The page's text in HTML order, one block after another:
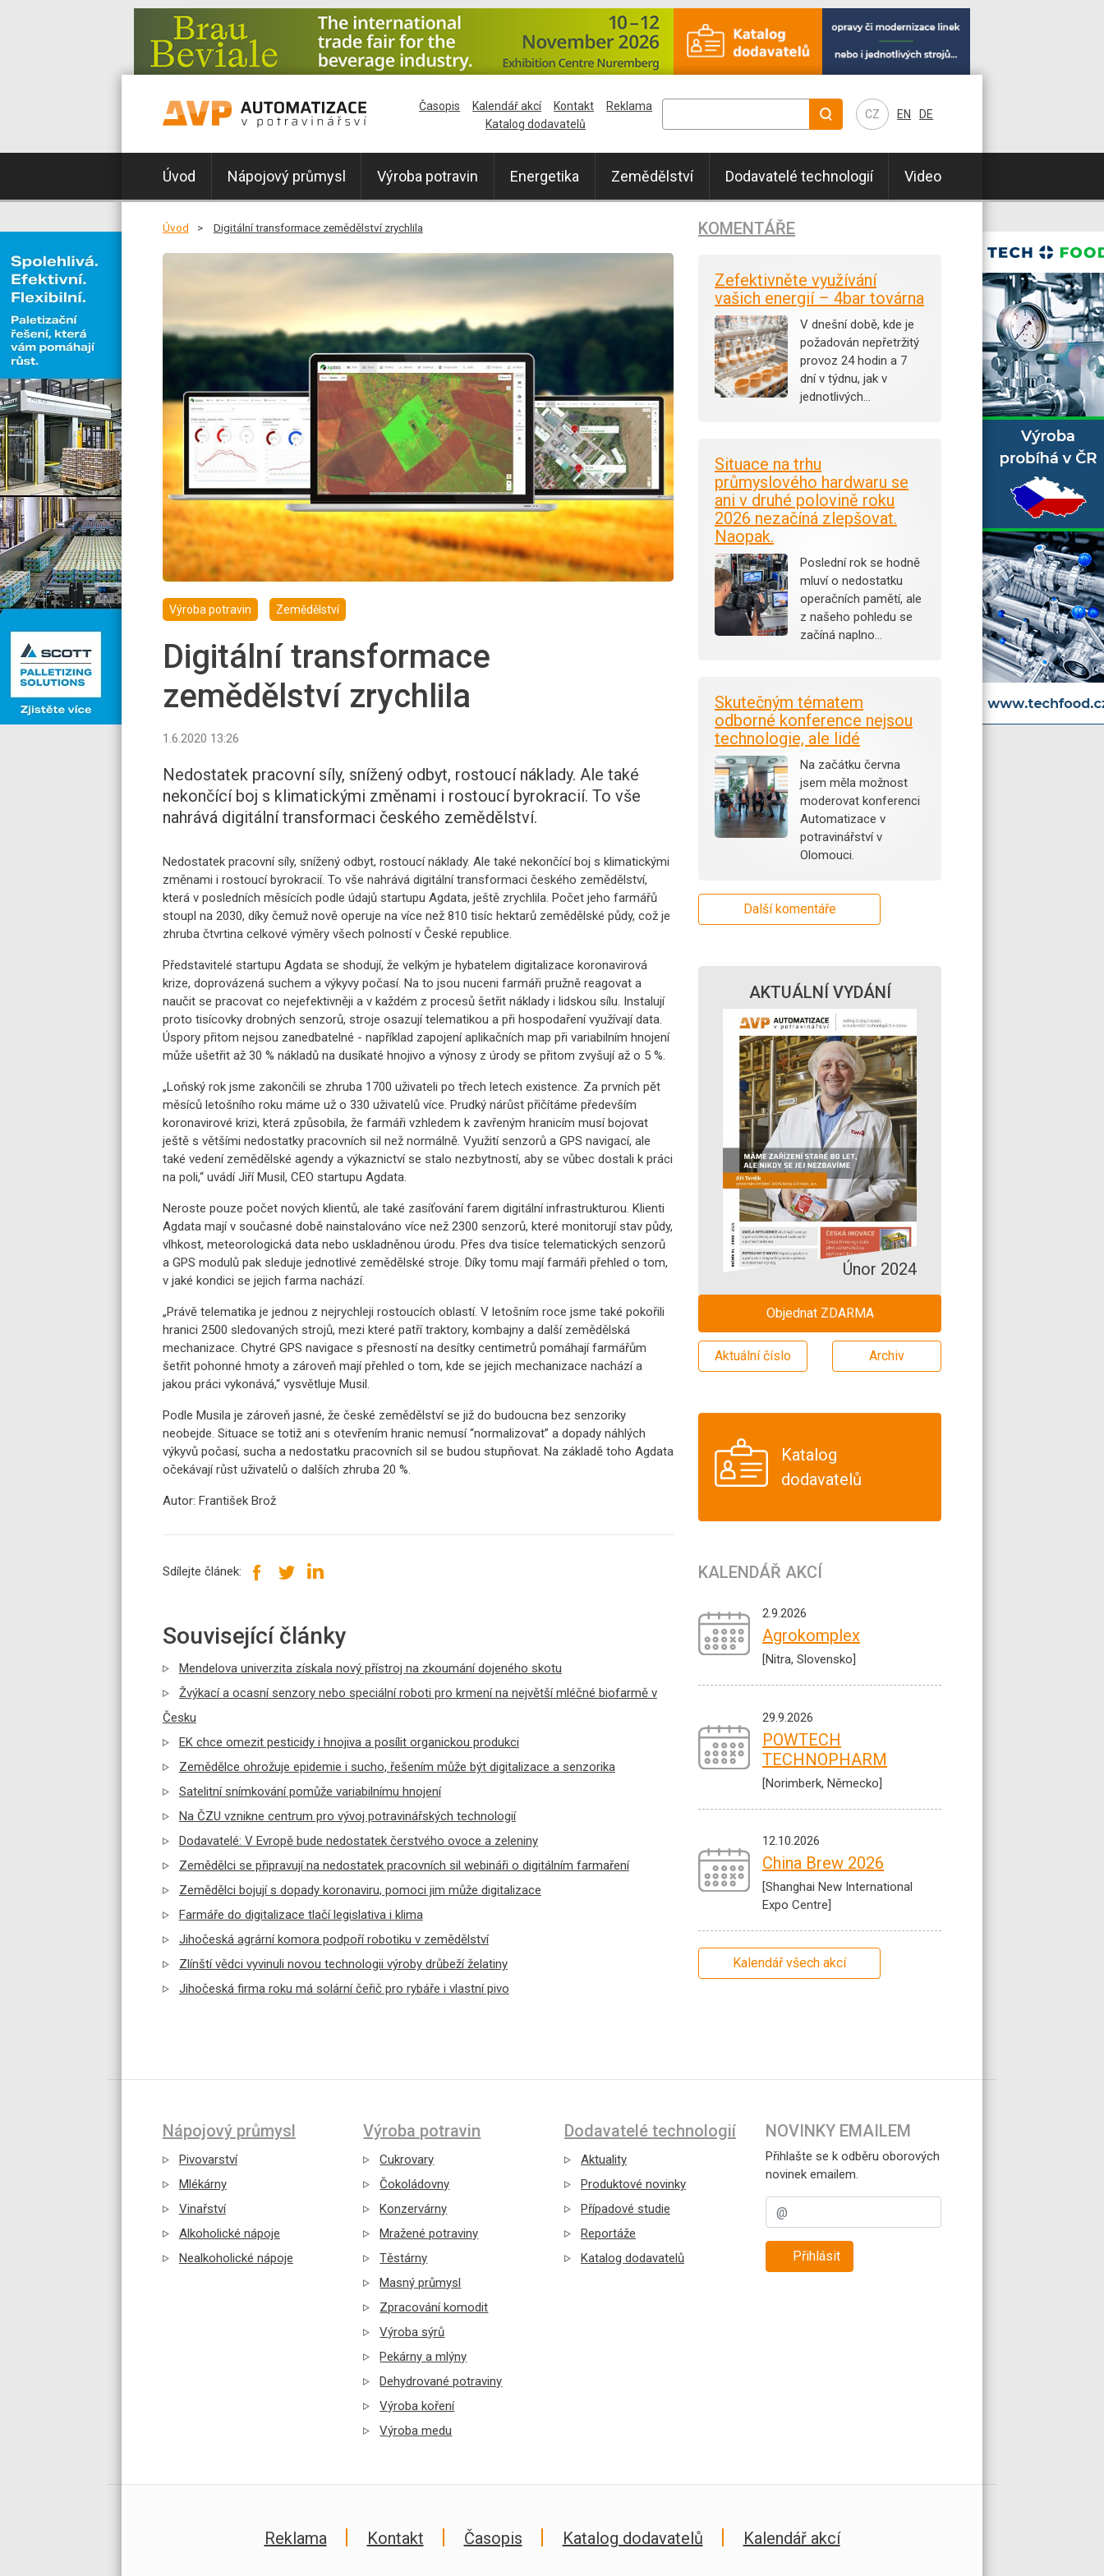
CZ EN DE
Úvod Nápojový průmysl Výroba potravin Energetika Zemědělství Dodavatelé technologií Video
Časopis Kalendář akcí Kontakt
Reklama
Katalog dodavatelů
Úvod Digitální transformace zemědělství zrychlila
Výroba potravin Zemědělství
Digitální transformace
zemědělství zrychlila
1.6.2020 13:26
Nedostatek pracovní síly, snížený odbyt, rostoucí náklady. Ale také
nekončící boj s klimatickými změnami i rostoucí byrokracií. To vše
nahrává digitální transformaci českého zemědělství.
Nedostatek pracovní síly, snížený odbyt, rostoucí náklady. Ale také nekončící boj s klimatickými
změnami i rostoucí byrokracií. To vše nahrává digitální transformaci českého zemědělství,
která v posledních měsících podle údajů startupu Agdata, ještě zrychlila. Počet jeho farmářů
stoupl na 2030, díky čemuž nově operuje na více než 810 tisíc hektarů zemědělské půdy, což je
zhruba čtvrtina celkové výměry všech polností v České republice.
Představitelé startupu Agdata se shodují, že velkým je hybatelem digitalizace koronavirová
krize, doprovázená suchem a výkyvy počasí. Na to jsou nuceni farmáři pružně reagovat a
naučit se pracovat co nejefektivněji a v každém z procesů šetřit náklady i lidskou sílu. Instalují
proto tisícovky drobných senzorů, stroje osazují telematikou a při hospodaření využívají data.
Úspory přitom nejsou zanedbatelné - například zapojení aplikačních map při variabilním hnojení
může ušetřit až 30 % nákladů na dusíkaté hnojivo a výnosy z úrody se přitom zvyšují až o 5 %.
„Loňský rok jsme zakončili se zhruba 1700 uživateli po třech letech existence. Za prvních pět
měsíců letošního roku máme už o 330 uživatelů více. Prudký nárůst přičítáme především
koronavirové krizi, která způsobila, že farmáři vzhledem k zavřeným hranicím musí bojovat
ještě s většími nedostatky pracovních sil než normálně. Využití senzorů a GPS navigací, ale
také vedení zemědělské agendy a výkaznictví se stalo nezbytností, aby se vůbec dostali k práci
na poli,“ uvádí Jiří Musil, CEO startupu Agdata.
Neroste pouze počet nových klientů, ale také zasíťování farem digitální infrastrukturou. Klienti
Agdata mají v současné době nainstalováno více než 2300 senzorů, které monitorují stav půdy,
vlhkost, meteorologická data nebo uskladněnou úrodu. Přes dva tisíce telematických senzorů
a GPS modulů pak sleduje jednotlivé zemědělské stroje. Díky tomu mají farmáři přehled o tom,
v jaké kondici se jejich farma nachází.
„Právě telematika je jednou z nejrychleji rostoucích oblastí. V letošním roce jsme také pokořili
hranici 2500 sledovaných strojů, mezi které patří traktory, kombajny a další zemědělská
mechanizace. Chytré GPS navigace s přesností na desítky centimetrů pomáhají farmářům
šetřit pohonné hmoty a zároveň mají přehled o tom, kde se jejich mechanizace nachází a
jakou práci vykonává,“ vysvětluje Musil.
Podle Musila je zároveň jasné, že české zemědělství se již do budoucna bez senzoriky
neobejde. Situace se totiž ani s otevřením hranic nemusí “normalizovat” a dopady náhlých
výkyvů počasí, sucha a nedostatku pracovních sil se budou stupňovat. Na základě toho Agdata
očekávají růst uživatelů o dalších zhruba 20 %.
Autor: František Brož
Sdílejte článek:
Související články
Mendelova univerzita získala nový přístroj na zkoumání dojeného skotu
Žvýkací a ocasní senzory nebo speciální roboti pro krmení na největší mléčné biofarmě v
Česku
EK chce omezit pesticidy i hnojiva a posílit organickou produkci
Zemědělce ohrožuje epidemie i sucho, řešením může být digitalizace a senzorika
Satelitní snímkování pomůže variabilnímu hnojení
Na ČZU vznikne centrum pro vývoj potravinářských technologií
Dodavatelé: V Evropě bude nedostatek čerstvého ovoce a zeleniny
Zemědělci se připravují na nedostatek pracovních sil webináři o digitálním farmaření
Zemědělci bojují s dopady koronaviru, pomoci jim může digitalizace
Farmáře do digitalizace tlačí legislativa i klima
Jihočeská agrární komora podpoří robotiku v zemědělství
Zlínští vědci vyvinuli novou technologii výroby drůbeží želatiny
Jihočeská firma roku má solární čeřič pro rybáře i vlastní pivo
KOMENTÁŘE
Zefektivněte využívání
vašich energií – 4bar továrna
V dnešní době, kde je
požadován nepřetržitý
provoz 24 hodin a 7
dní v týdnu, jak v
jednotlivých…
Situace na trhu
průmyslového hardwaru se
ani v druhé polovině roku
2026 nezačíná zlepšovat.
Naopak.
Poslední rok se hodně
mluví o nedostatku
operačních pamětí, ale
z našeho pohledu se
začíná naplno…
Skutečným tématem
odborné konference nejsou
technologie, ale lidé
Na začátku června
jsem měla možnost
moderovat konferenci
Automatizace v
potravinářství v
Olomouci.
Další komentáře
AKTUÁLNÍ VYDÁNÍ
Únor 2024
Objednat ZDARMA
Aktuální číslo Archiv
Katalog
dodavatelů
KALENDÁŘ AKCÍ
2.9.2026
Agrokomplex
[Nitra, Slovensko]
29.9.2026
POWTECH
TECHNOPHARM
[Norimberk, Německo]
12.10.2026
China Brew 2026
[Shanghai New International
Expo Centre]
Kalendář všech akcí
Nápojový průmysl
Pivovarství
Mlékárny
Vinařství
Alkoholické nápoje
Nealkoholické nápoje
Výroba potravin
Cukrovary
Čokoládovny
Konzervárny
Mražené potraviny
Těstárny
Masný průmysl
Zpracování komodit
Výroba sýrů
Pekárny a mlýny
Dehydrované potraviny
Výroba koření
Výroba medu
Dodavatelé technologií
Aktuality
Produktové novinky
Případové studie
Reportáže
Katalog dodavatelů
NOVINKY EMAILEM
Přihlašte se k odběru oborových
novinek emailem.
Přihlásit
Reklama Kontakt Časopis Katalog dodavatelů Kalendář akcí